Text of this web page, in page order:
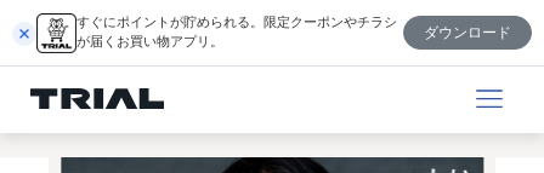
を
キ
すぐにポイントが貯められる。限定クーポンやチラシ
が届くお買い物アプリ。
ダウンロード